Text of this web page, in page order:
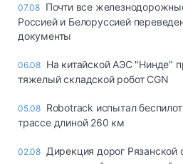
07.08 Почти все
Россией и Белоруссией
документы
06.08 На китайской АЭС "Нинде"
тяжелый складской робот CGN
05.08 Robotrack испытал
трассе длиной 260 км
02.08 Дирекция дорог Рязанской